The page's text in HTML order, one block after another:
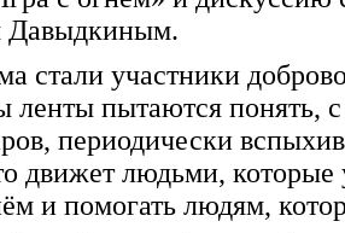
Давыдкиным.
стали участники
ленты пытаются понять,
периодически
движет людьми, которые
и помогать людям,